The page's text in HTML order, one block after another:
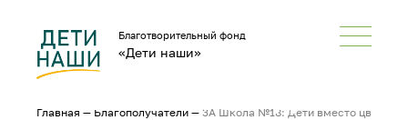
Благотворительный фонд
«Дети наши»
Главная — Благополучатели — 3А Школа №18: Дети вместо цветов